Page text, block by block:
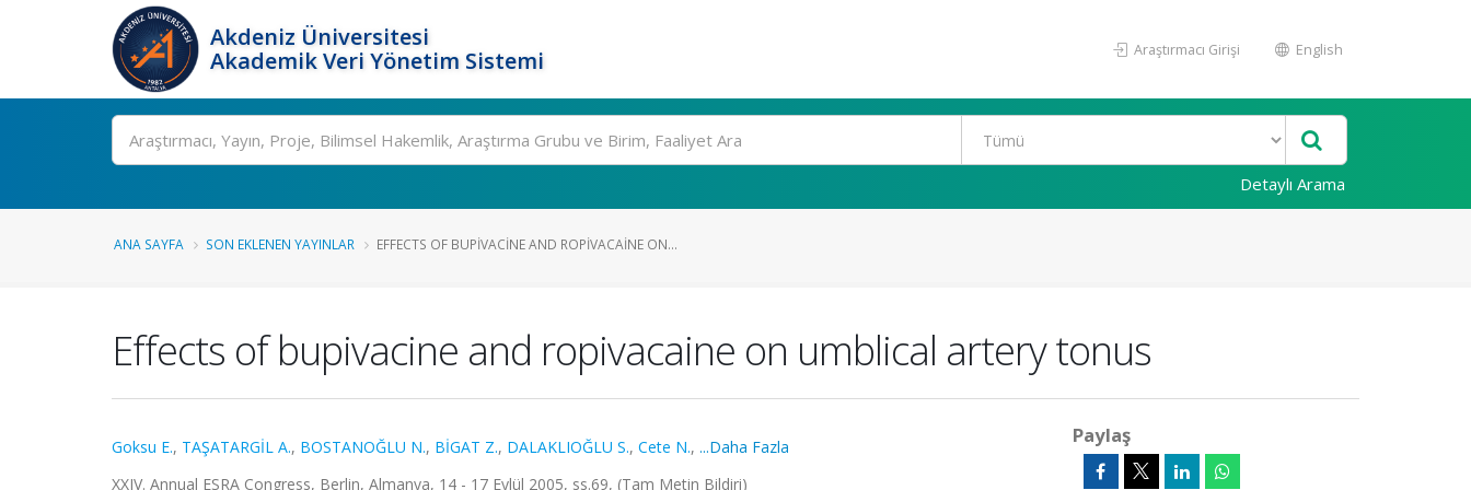
Akdeniz Üniversitesi
Akademik Veri Yönetim Sistemi
Araştırmacı Girişi English
Ara
Detaylı Arama
ANA SAYFA SON EKLENEN YAYINLAR EFFECTS OF BUPIVACINE AND ROPIVACAINE ON...
Effects of bupivacine and ropivacaine on umblical artery tonus
Goksu E., TAŞATARGİL A., BOSTANOĞLU N., BİGAT Z., DALAKLIOĞLU S., Cete N., ...Daha Fazla
XXIV. Annual ESRA Congress, Berlin, Almanya, 14 - 17 Eylül 2005, ss.69, (Tam Metin Bildiri)
Paylaş